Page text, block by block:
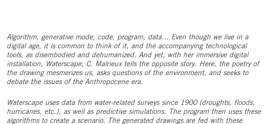
Algorithm, generative mode, code, program, data… Even though we live in a
digital age, it is common to think of it, and the accompanying technological
tools, as disembodied and dehumanized. And yet, with her immersive digital
installation, Waterscape, C. Malrieux tells the opposite story. Here, the poetry of
the drawing mesmerizes us, asks questions of the environment, and seeks to
debate the issues of the Anthropocene era.
Waterscape uses data from water-related surveys since 1900 (droughts, floods,
hurricanes, etc.), as well as predictive simulations. The program then uses these
algorithms to create a scenario. The generated drawings are fed with these